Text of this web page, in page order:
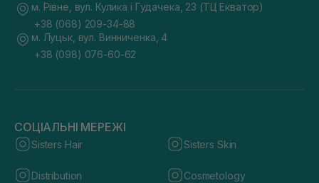
м. Рівне, вул. Кулика і Гудачека, 23 (ТЦ Екватор)
+38 (068) 209-34-88
м. Луцьк, вул. Винниченка, 4
+38 (098) 076-60-62
СОЦІАЛЬНІ МЕРЕЖІ
Sisters Hair Sisters Skin
Distribution Cosmetology